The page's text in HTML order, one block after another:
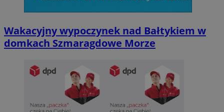
Wakacyjny wypoczynek nad Bałtykiem w
domkach Szmaragdowe Morze